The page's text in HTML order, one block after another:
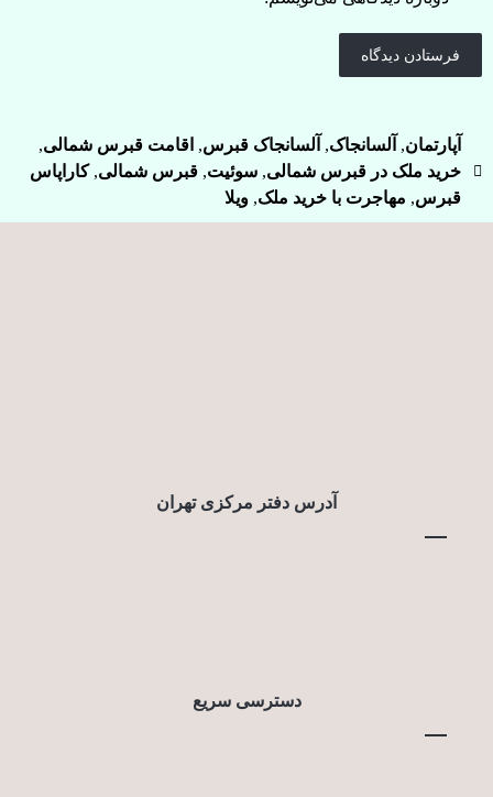
آپارتمان, آلسانجاک, آلسانجاک قبرس, اقامت قبرس شمالی,
خرید ملک در قبرس شمالی, سوئیت, قبرس شمالی,کاراپاس
قبرس, مهاجرت با خرید ملک, ویلا
آدرس دفتر مرکزی تهران
دسترسی سریع